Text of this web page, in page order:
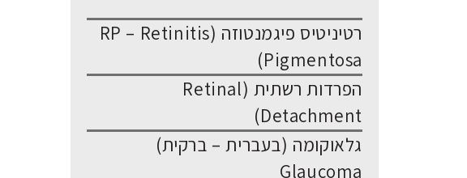
רטיניטיס פיגמנטוזה (RP – Retinitis
Pigmentosa)
הפרדות רשתית (Retinal
Detachment)
גלאוקומה (בעברית – ברקית)
Glaucoma